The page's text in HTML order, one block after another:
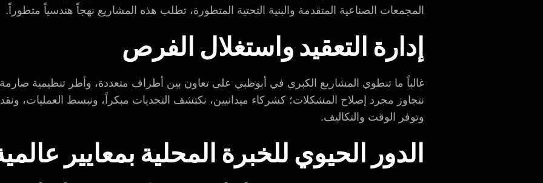
المجمعات الصناعية المتقدمة والبنية التحتية المتطورة، تطلب هذه المشاريع نهجاً هندسياً متطوراً.
إدارة التعقيد واستغلال الفرص
غالباً ما تنطوي المشاريع الكبرى في أبوظبي على تعاون بين أطراف متعددة، وأطر تنظيمية
نتجاوز مجرد إصلاح المشكلات؛ كشركاء ميدانيين، نكتشف التحديات مبكراً، ونبسط العمليات،
وتوفر الوقت والتكاليف.
الدور الحيوي للخبرة المحلية بمعايير